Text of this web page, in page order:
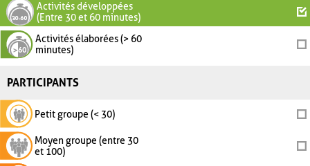
Activités développées
(Entre 30 et 60 minutes)
Activités élaborées (> 60
minutes)
PARTICIPANTS
Petit groupe (< 30)
Moyen groupe (entre 30
et 100)